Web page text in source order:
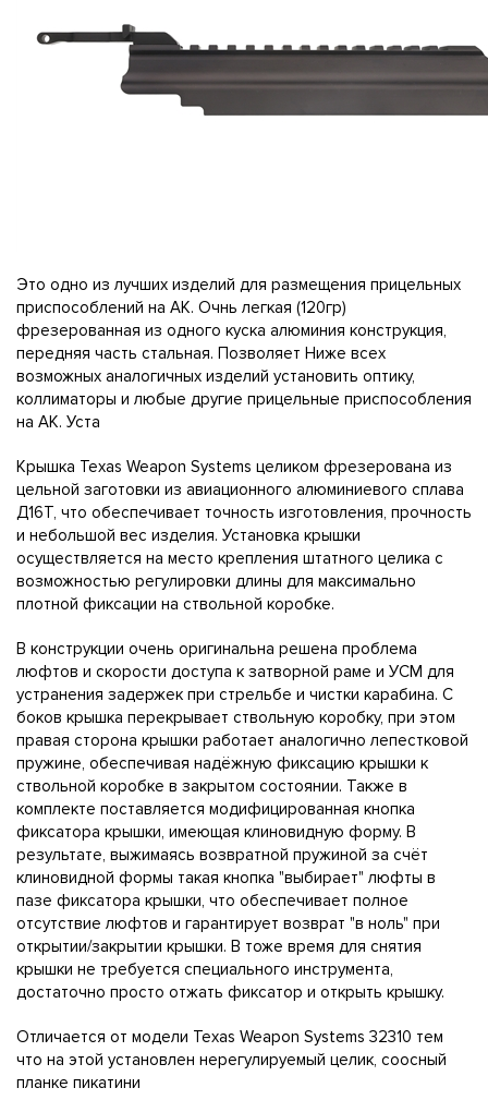
Это одно из лучших изделий для размещения прицельных
приспособлений на АК. Очнь легкая (120гр)
фрезерованная из одного куска алюминия конструкция,
передняя часть стальная. Позволяет Ниже всех
возможных аналогичных изделий установить оптику,
коллиматоры и любые другие прицельные приспособления
на АК. Уста
Крышка Texas Weapon Systems целиком фрезерована из
цельной заготовки из авиационного алюминиевого сплава
Д16Т, что обеспечивает точность изготовления, прочность
и небольшой вес изделия. Установка крышки
осуществляется на место крепления штатного целика с
возможностью регулировки длины для максимально
плотной фиксации на ствольной коробке.
В конструкции очень оригинальна решена проблема
люфтов и скорости доступа к затворной раме и УСМ для
устранения задержек при стрельбе и чистки карабина. С
боков крышка перекрывает ствольную коробку, при этом
правая сторона крышки работает аналогично лепестковой
пружине, обеспечивая надёжную фиксацию крышки к
ствольной коробке в закрытом состоянии. Также в
комплекте поставляется модифицированная кнопка
фиксатора крышки, имеющая клиновидную форму. В
результате, выжимаясь возвратной пружиной за счёт
клиновидной формы такая кнопка "выбирает" люфты в
пазе фиксатора крышки, что обеспечивает полное
отсутствие люфтов и гарантирует возврат "в ноль" при
открытии/закрытии крышки. В тоже время для снятия
крышки не требуется специального инструмента,
достаточно просто отжать фиксатор и открыть крышку.
Отличается от модели Texas Weapon Systems 32310 тем
что на этой установлен нерегулируемый целик, соосный
планке пикатини